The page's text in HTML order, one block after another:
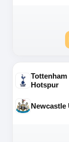
Tottenham
Hotspur
Newcastle